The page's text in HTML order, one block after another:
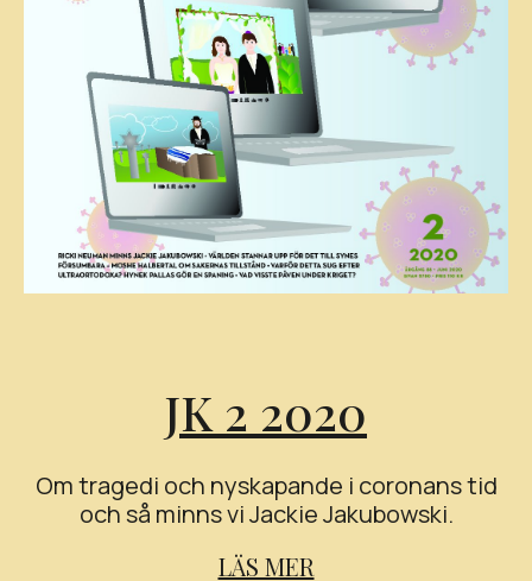
JK 2 2020
Om tragedi och nyskapande i coronans tid
och så minns vi Jackie Jakubowski.
LÄS MER